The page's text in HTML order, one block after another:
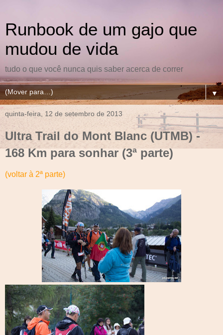
Runbook de um gajo que
mudou de vida
tudo o que você nunca quis saber acerca de correr
▼
quinta-feira, 12 de setembro de 2013
Ultra Trail do Mont Blanc (UTMB) -
168 Km para sonhar (3ª parte)
(voltar à 2ª parte)